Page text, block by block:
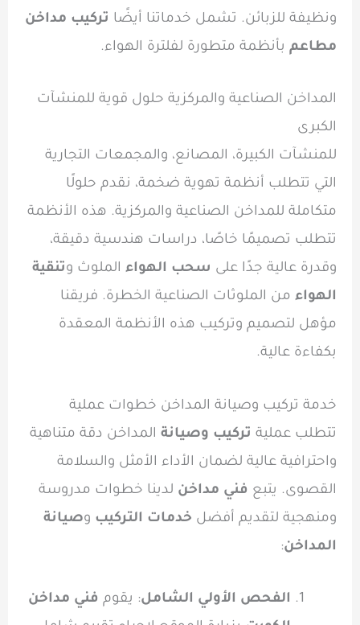
ونظيفة للزبائن. تشمل خدماتنا أيضًا تركيب مداخن
مطاعم بأنظمة متطورة لفلترة الهواء.
المداخن الصناعية والمركزية حلول قوية للمنشآت
الكبرى
للمنشآت الكبيرة، المصانع، والمجمعات التجارية
التي تتطلب أنظمة تهوية ضخمة، نقدم حلولًا
متكاملة للمداخن الصناعية والمركزية. هذه الأنظمة
تتطلب تصميمًا خاصًا، دراسات هندسية دقيقة،
وقدرة عالية جدًا على سحب الهواء الملوث وتنقية
الهواء من الملوثات الصناعية الخطرة. فريقنا
مؤهل لتصميم وتركيب هذه الأنظمة المعقدة
بكفاءة عالية.
خدمة تركيب وصيانة المداخن خطوات عملية
تتطلب عملية تركيب وصيانة المداخن دقة متناهية
واحترافية عالية لضمان الأداء الأمثل والسلامة
القصوى. يتبع فني مداخن لدينا خطوات مدروسة
ومنهجية لتقديم أفضل خدمات التركيب وصيانة
المداخن:
الفحص الأولي الشامل: يقوم فني مداخن